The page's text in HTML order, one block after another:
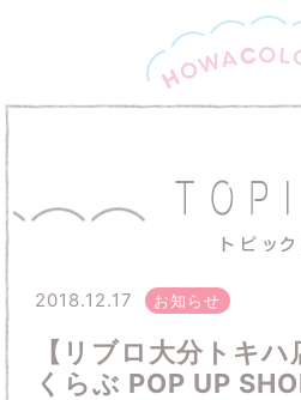
2018.12.17 お知らせ
【リブロ大分トキ
くらぶ POP UP